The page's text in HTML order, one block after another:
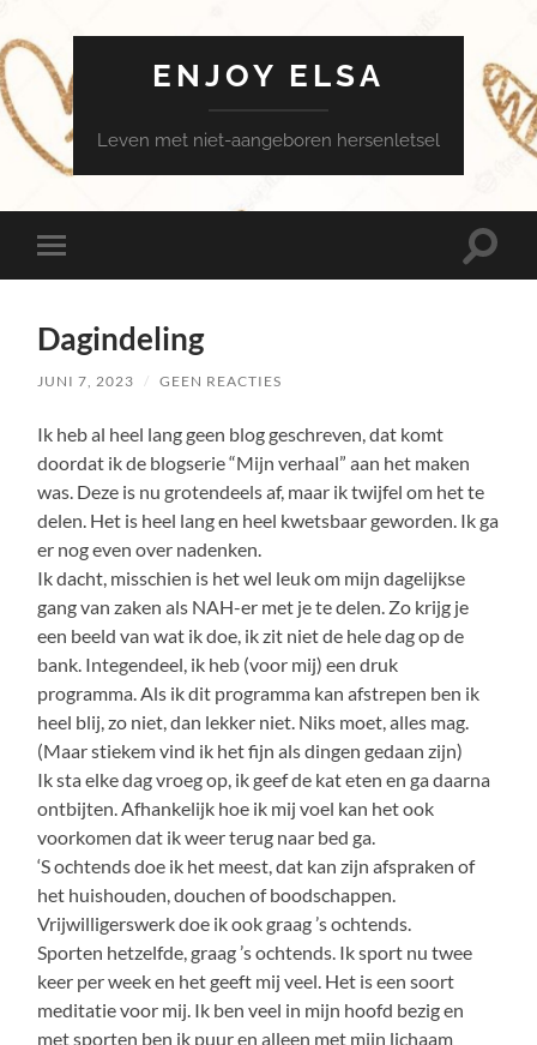
ENJOY ELSA
Leven met niet-aangeboren hersenletsel
Toggle
mobiel
Toggle
Dagindeling
JUNI 7, 2023 / GEEN REACTIES
Ik heb al heel lang geen blog geschreven, dat komt
doordat ik de blogserie “Mijn verhaal” aan het maken
was. Deze is nu grotendeels af, maar ik twijfel om het te
delen. Het is heel lang en heel kwetsbaar geworden. Ik ga
er nog even over nadenken.
Ik dacht, misschien is het wel leuk om mijn dagelijkse
gang van zaken als NAH-er met je te delen. Zo krijg je
een beeld van wat ik doe, ik zit niet de hele dag op de
bank. Integendeel, ik heb (voor mij) een druk
programma. Als ik dit programma kan afstrepen ben ik
heel blij, zo niet, dan lekker niet. Niks moet, alles mag.
(Maar stiekem vind ik het fijn als dingen gedaan zijn)
Ik sta elke dag vroeg op, ik geef de kat eten en ga daarna
ontbijten. Afhankelijk hoe ik mij voel kan het ook
voorkomen dat ik weer terug naar bed ga.
‘S ochtends doe ik het meest, dat kan zijn afspraken of
het huishouden, douchen of boodschappen.
Vrijwilligerswerk doe ik ook graag ’s ochtends.
Sporten hetzelfde, graag ’s ochtends. Ik sport nu twee
keer per week en het geeft mij veel. Het is een soort
meditatie voor mij. Ik ben veel in mijn hoofd bezig en
met sporten ben ik puur en alleen met mijn lichaam